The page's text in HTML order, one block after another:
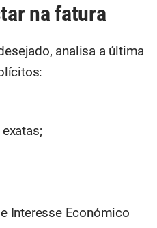
na fatura
analisa a última
Interesse Económico